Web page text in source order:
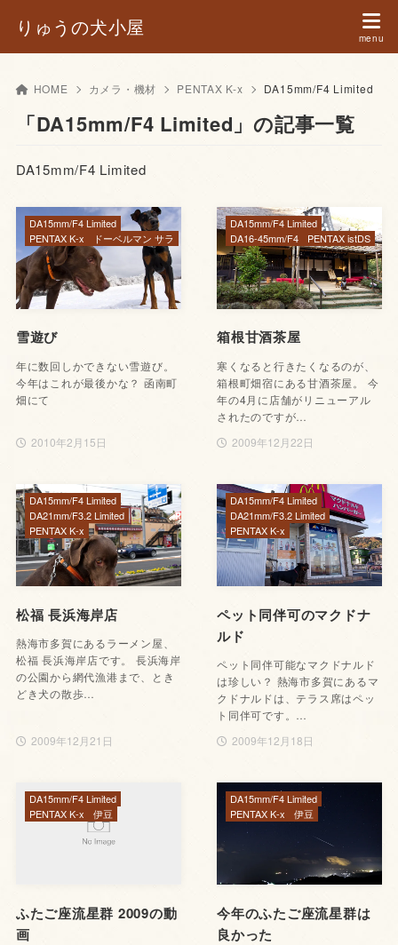
りゅうの犬小屋
HOME カメラ・機材 PENTAX K-x DA15mm/F4 Limited
「DA15mm/F4 Limited」の記事一覧
DA15mm/F4 Limited
雪遊び
年に数回しかできない雪遊び。
今年はこれが最後かな？ 函南町
畑にて
2010年2月15日
DA15mm/F4 Limited
PENTAX K-x
ドーベルマン サラ
箱根甘酒茶屋
寒くなると行きたくなるのが、
箱根町畑宿にある甘酒茶屋。 今
年の4月に店舗がリニューアル
されたのですが…
2009年12月22日
DA15mm/F4 Limited
DA16-45mm/F4
PENTAX istDS
松福 長浜海岸店
熱海市多賀にあるラーメン屋、
松福 長浜海岸店です。 長浜海岸
の公園から網代漁港まで、とき
どき犬の散歩…
2009年12月21日
DA15mm/F4 Limited
DA21mm/F3.2 Limited
PENTAX K-x
ペット同伴可のマクドナ
ルド
ペット同伴可能なマクドナルド
は珍しい？ 熱海市多賀にあるマ
クドナルドは、テラス席はペッ
ト同伴可です。…
2009年12月18日
DA15mm/F4 Limited
DA21mm/F3.2 Limited
PENTAX K-x
ふたご座流星群 2009の動
画
DA15mm/F4 Limited
PENTAX K-x
伊豆
今年のふたご座流星群は
良かった
DA15mm/F4 Limited
PENTAX K-x
伊豆